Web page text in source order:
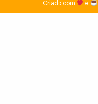
Criado com
e